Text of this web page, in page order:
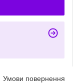
Умови повернення